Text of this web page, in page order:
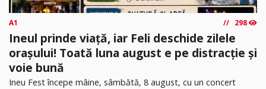
A1 298
Ineul prinde viață, iar Feli deschide zilele
orașului! Toată luna august e pe distracție și
voie bună
Ineu Fest începe mâine, sâmbătă, 8 august, cu un concert